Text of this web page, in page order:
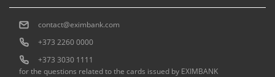
contact@eximbank.com
+373 2260 0000
+373 3030 1111
for the questions related to the cards issued by EXIMBANK